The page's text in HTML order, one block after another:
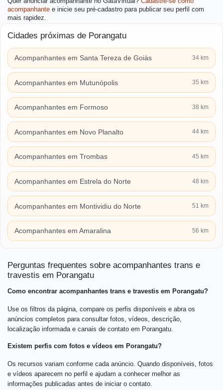
acompanhante e inicie seu pré-cadastro para publicar seu perfil com
mais rapidez.
Cidades próximas de Porangatu
Acompanhantes em Santa Tereza de Goiás 34 km
Acompanhantes em Mutunópolis 35 km
Acompanhantes em Formoso 38 km
Acompanhantes em Novo Planalto 44 km
Acompanhantes em Trombas 45 km
Acompanhantes em Estrela do Norte 48 km
Acompanhantes em Montividiu do Norte 51 km
Acompanhantes em Amaralina 56 km
Perguntas frequentes sobre acompanhantes trans e
travestis em Porangatu
Como encontrar acompanhantes trans e travestis em Porangatu?
Use os filtros da página, compare os perfis disponíveis e abra os
anúncios completos para consultar fotos, vídeos, descrição,
localização informada e canais de contato em Porangatu.
Existem perfis com fotos e vídeos em Porangatu?
Os recursos variam conforme cada anúncio. Quando disponíveis, fotos
e vídeos aparecem no perfil e ajudam a conhecer melhor as
informações publicadas antes de iniciar o contato.